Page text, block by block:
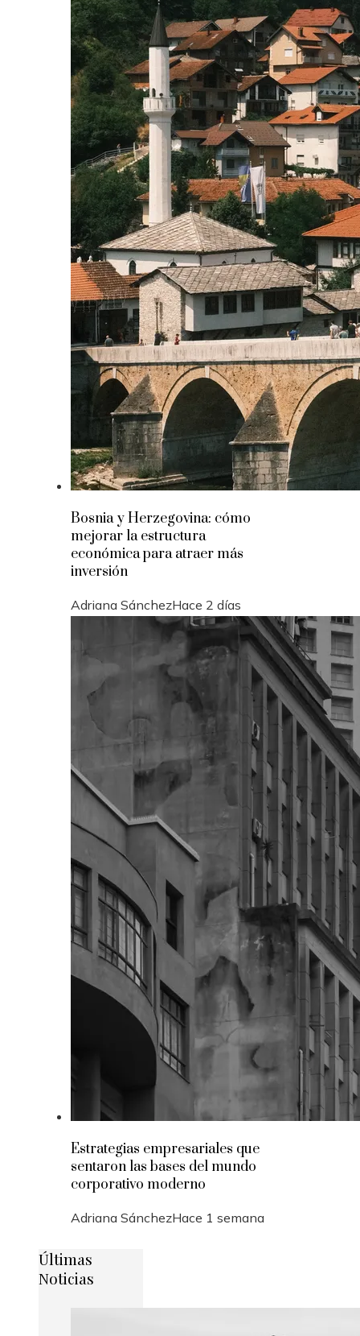
Bosnia y Herzegovina: cómo
mejorar la estructura
económica para atraer más
inversión
Adriana SánchezHace 2 días
Estrategias empresariales que
sentaron las bases del mundo
corporativo moderno
Adriana SánchezHace 1 semana
Últimas
Noticias